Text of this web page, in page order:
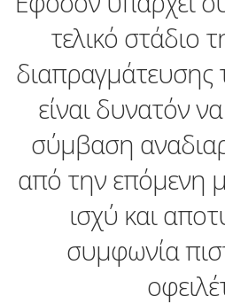
τελικό στάδιο
είναι δυνατόν
σύμβαση
από την επόμενη
ισχύ και
συμφωνία